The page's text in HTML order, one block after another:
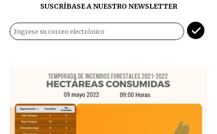
SUSCRÍBASE A NUESTRO NEWSLETTER